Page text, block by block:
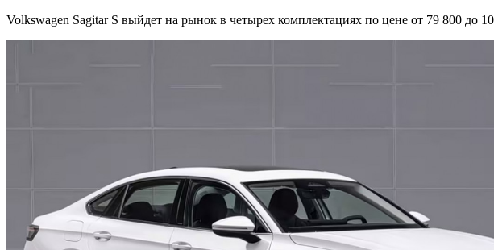
Volkswagen Sagitar S выйдет на рынок в четырех комплектациях по цене от 79 800 до